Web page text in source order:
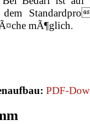
dem
mÃ¶glich.
PDF-